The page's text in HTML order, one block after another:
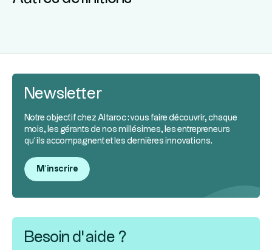
Newsletter
Notre objectif chez Altaroc : vous faire découvrir, chaque
mois, les gérants de nos millésimes, les entrepreneurs
qu’ils accompagnent et les dernières innovations.
M'inscrire
Besoin d’aide ?